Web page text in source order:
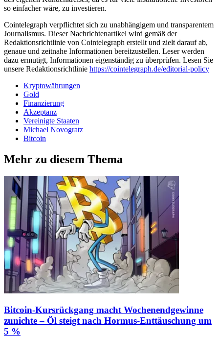
so einfacher wäre, zu investieren.
Cointelegraph verpflichtet sich zu unabhängigem und transparentem
Journalismus. Dieser Nachrichtenartikel wird gemäß der
Redaktionsrichtlinie von Cointelegraph erstellt und zielt darauf ab,
genaue und zeitnahe Informationen bereitzustellen. Leser werden
dazu ermutigt, Informationen eigenständig zu überprüfen. Lesen Sie
unsere Redaktionsrichtlinie https://cointelegraph.de/editorial-policy
Kryptowährungen
Gold
Finanzierung
Akzeptanz
Vereinigte Staaten
Michael Novogratz
Bitcoin
Mehr zu diesem Thema
Bitcoin-Kursrückgang macht Wochenendgewinne
zunichte – Öl steigt nach Hormus-Enttäuschung um
5 %